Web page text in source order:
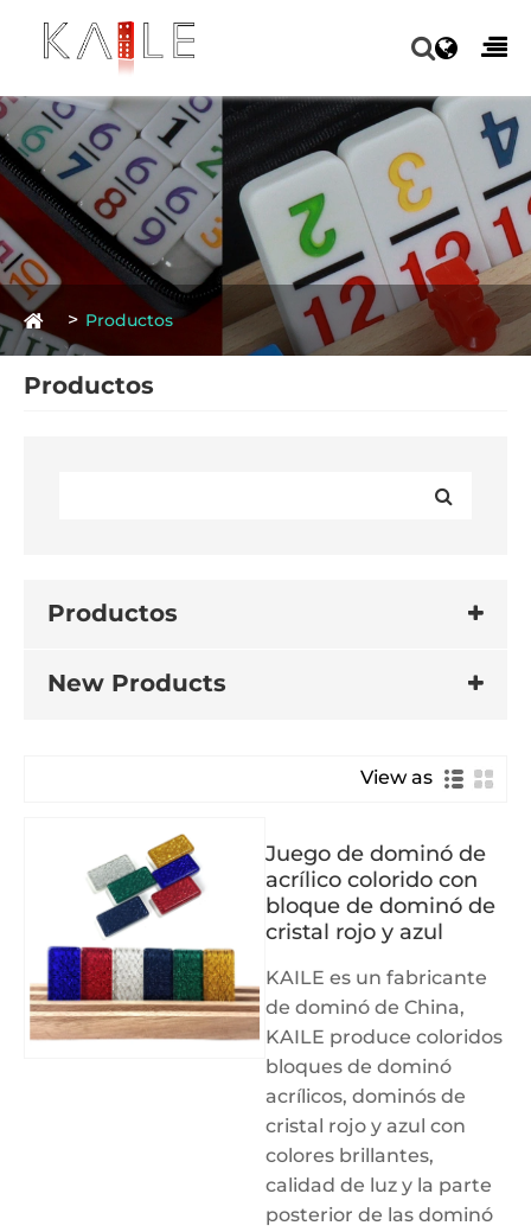
Productos
Productos
Productos
New Products
View as
Juego de dominó de
acrílico colorido con
bloque de dominó de
cristal rojo y azul
KAILE es un fabricante
de dominó de China,
KAILE produce coloridos
bloques de dominó
acrílicos, dominós de
cristal rojo y azul con
colores brillantes,
calidad de luz y la parte
posterior de las dominó